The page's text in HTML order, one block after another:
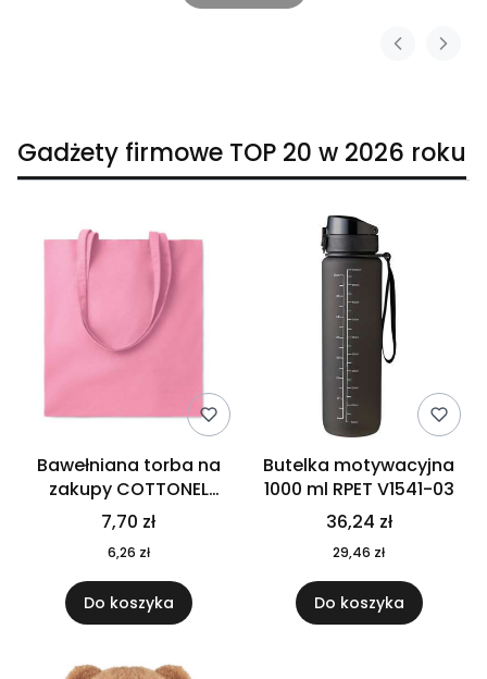
Gadżety firmowe TOP 20 w 2026 roku
Bawełniana torba na
zakupy COTTONEL
COLOUR++ MO9846-11
7,70 zł
6,26 zł
Do koszyka
Butelka motywacyjna
1000 ml RPET V1541-03
36,24 zł
29,46 zł
Do koszyka